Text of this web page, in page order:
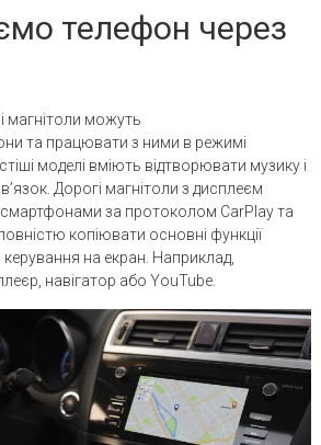
телефон через
магнітоли можуть
та працювати з ними в режимі
моделі вміють відтворювати музику і
Дорогі магнітоли з дисплеєм
за протоколом CarPlay та
копіювати основні функції
на екран. Наприклад,
навігатор або YouTube.